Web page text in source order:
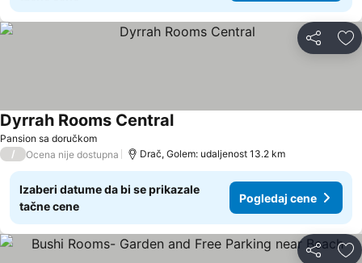
Deli
Pansion sa doručkom
Dyrrah Rooms Central
/ Ocena nije dostupna Drač, Golem: udaljenost 13.2 km
Izaberi datume da bi se prikazale
tačne cene
Pogledaj cene
Deli